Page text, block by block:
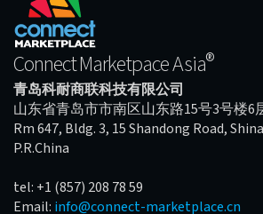
Connect Marketpace Asia®
青岛科耐商联科技有限公司
山东省青岛市市南区山东路15号3号楼6
Rm 647, Bldg. 3, 15 Shandong Road,
P.R.China
tel: +1 (857) 208 78 59
Email: info@connect-marketplace.cn